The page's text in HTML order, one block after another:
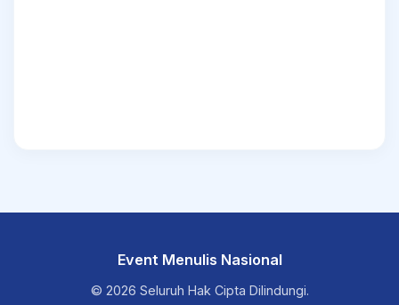
Event Menulis Nasional
© 2026 Seluruh Hak Cipta Dilindungi.